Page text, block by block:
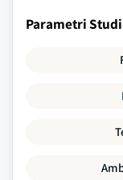
Parametri